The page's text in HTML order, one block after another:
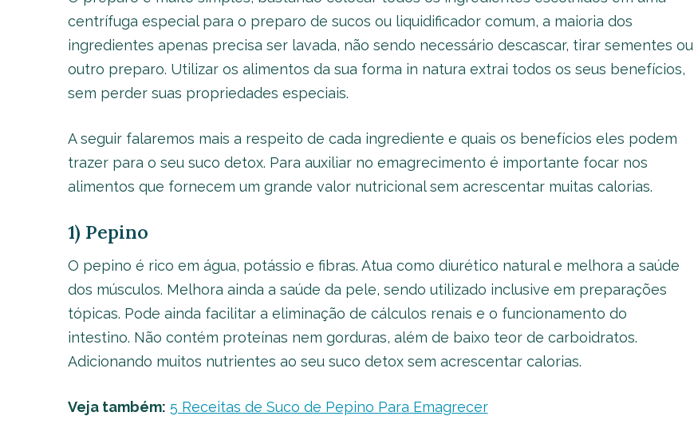
centrífuga especial para o preparo de sucos ou liquidificador comum, a maioria dos
ingredientes apenas precisa ser lavada, não sendo necessário descascar, tirar sementes ou
outro preparo. Utilizar os alimentos da sua forma in natura extrai todos os seus benefícios,
sem perder suas propriedades especiais.
A seguir falaremos mais a respeito de cada ingrediente e quais os benefícios eles podem
trazer para o seu suco detox. Para auxiliar no emagrecimento é importante focar nos
alimentos que fornecem um grande valor nutricional sem acrescentar muitas calorias.
1) Pepino
O pepino é rico em água, potássio e fibras. Atua como diurético natural e melhora a saúde
dos músculos. Melhora ainda a saúde da pele, sendo utilizado inclusive em preparações
tópicas. Pode ainda facilitar a eliminação de cálculos renais e o funcionamento do
intestino. Não contém proteínas nem gorduras, além de baixo teor de carboidratos.
Adicionando muitos nutrientes ao seu suco detox sem acrescentar calorias.
Veja também: 5 Receitas de Suco de Pepino Para Emagrecer